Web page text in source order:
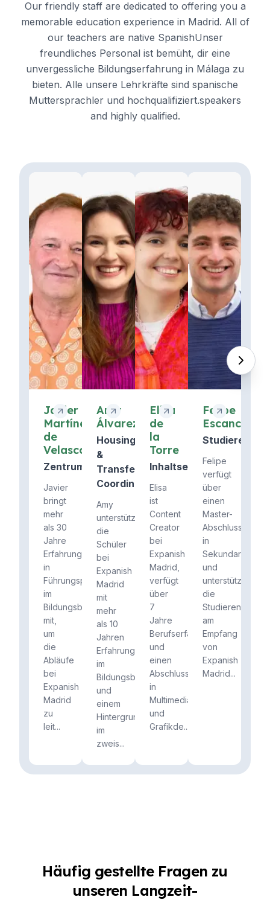
Our friendly staff are dedicated to offering you a
memorable education experience in Madrid. All of
our teachers are native SpanishUnser
freundliches Personal ist bemüht, dir eine
unvergessliche Bildungserfahrung in Málaga zu
bieten. Alle unsere Lehrkräfte sind spanische
Muttersprachler und hochqualifiziert.speakers
and highly qualified.
Javier
Martínez
de
Velasco
Zentrumsdirektor
Javier
bringt
mehr
als 30
Jahre
Erfahrung
in
Führungspositionen
im
Bildungsbereich
mit,
um
die
Abläufe
bei
Expanish
Madrid
zu
leit...
Amy
Álvarez
Housing
&
Transfers
Coordinator
Amy
unterstützt
die
Schüler
bei
Expanish
Madrid
mit
mehr
als 10
Jahren
Erfahrung
im
Bildungsbereich
und
einem
Hintergrund
im
zweis...
Elisa
de
la
Torre
Inhaltsersteller
Elisa
ist
Content
Creator
bei
Expanish
Madrid,
verfügt
über
7
Jahre
Berufserfahrung
und
einen
Abschluss
in
Multimedia
und
Grafikde...
Felipe
Escanciano
Felipe
verfügt
über
einen
Master-
Abschluss
in
und
unterstützt
die
Studierenden
am
Empfang
von
Expanish
Madrid...
Häufig gestellte Fragen zu
unseren Langzeit-